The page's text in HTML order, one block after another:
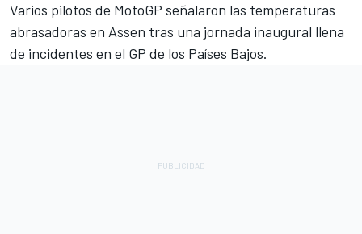
Varios pilotos de MotoGP señalaron las temperaturas
abrasadoras en Assen tras una jornada inaugural llena
de incidentes en el GP de los Países Bajos.